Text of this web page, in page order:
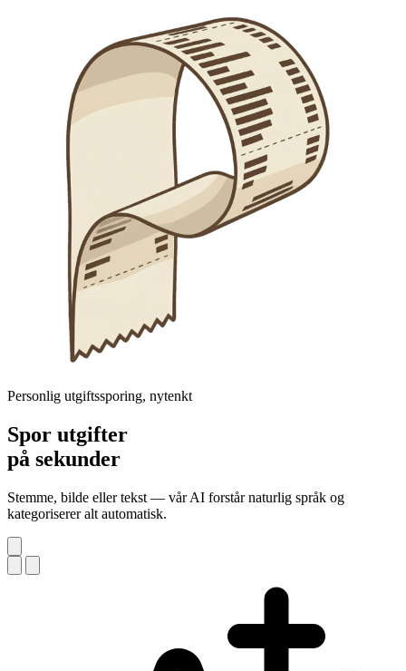
Personlig utgiftssporing, nytenkt
Spor utgifter
på sekunder
Stemme, bilde eller tekst — vår AI forstår naturlig språk og
kategoriserer alt automatisk.